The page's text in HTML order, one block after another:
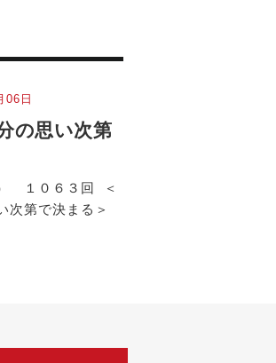
06日
の思い次第
１０６３回 ＜
次第で決まる＞